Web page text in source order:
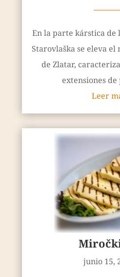
En la parte kárstica de
Starovlaška se eleva el
de Zlatar,
extensiones de
Leer
junio 15,